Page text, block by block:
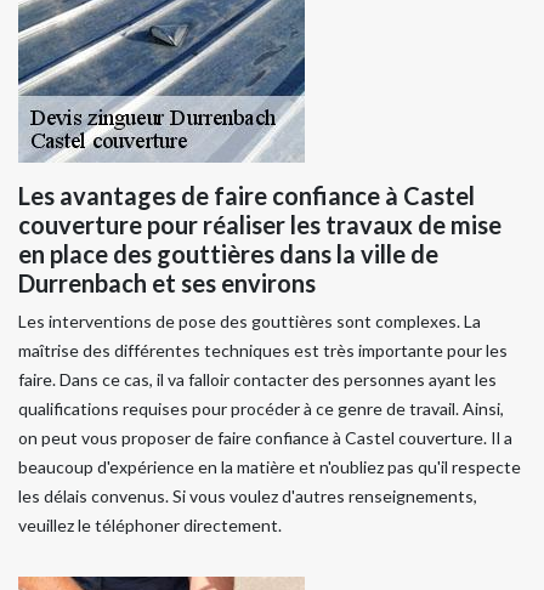
Les avantages de faire confiance à Castel
couverture pour réaliser les travaux de mise
en place des gouttières dans la ville de
Durrenbach et ses environs
Les interventions de pose des gouttières sont complexes. La
maîtrise des différentes techniques est très importante pour les
faire. Dans ce cas, il va falloir contacter des personnes ayant les
qualifications requises pour procéder à ce genre de travail. Ainsi,
on peut vous proposer de faire confiance à Castel couverture. Il a
beaucoup d'expérience en la matière et n'oubliez pas qu'il respecte
les délais convenus. Si vous voulez d'autres renseignements,
veuillez le téléphoner directement.